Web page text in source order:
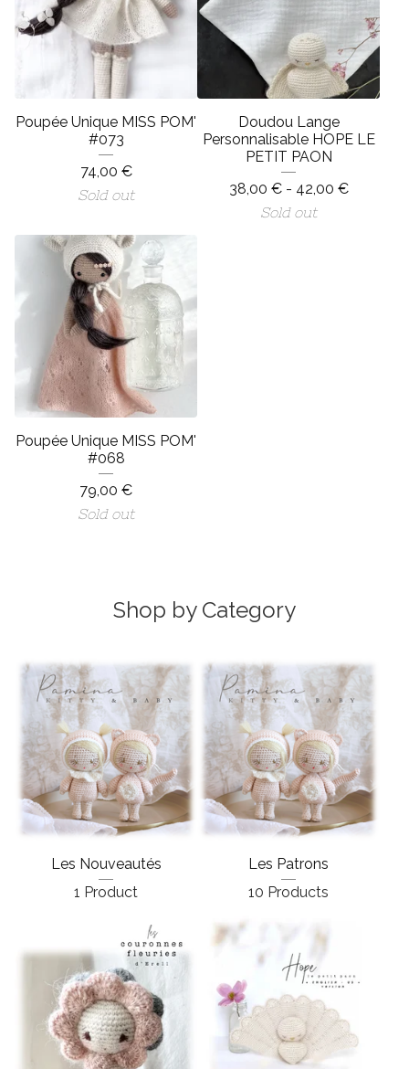
Poupée Unique MISS POM'
#073
74,00 €
Sold out
Doudou Lange
Personnalisable HOPE LE
PETIT PAON
38,00 €- 42,00 €
Sold out
Poupée Unique MISS POM'
#068
79,00 €
Sold out
Shop by Category
Les Nouveautés
1 Product
Les Patrons
10 Products